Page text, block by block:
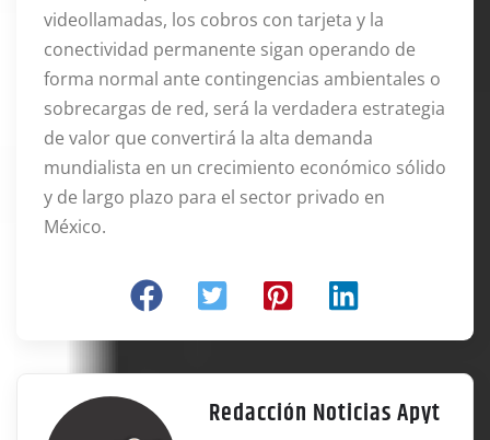
videollamadas, los cobros con tarjeta y la
conectividad permanente sigan operando de
forma normal ante contingencias ambientales o
sobrecargas de red, será la verdadera estrategia
de valor que convertirá la alta demanda
mundialista en un crecimiento económico sólido
y de largo plazo para el sector privado en
México.
Redacción Noticias Apyt